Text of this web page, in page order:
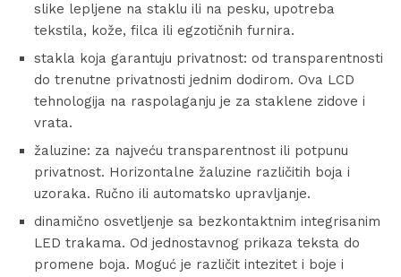
slike lepljene na staklu ili na pesku, upotreba
tekstila, kože, filca ili egzotičnih furnira.
stakla koja garantuju privatnost: od transparentnosti
do trenutne privatnosti jednim dodirom. Ova LCD
tehnologija na raspolaganju je za staklene zidove i
vrata.
žaluzine: za najveću transparentnost ili potpunu
privatnost. Horizontalne žaluzine različitih boja i
uzoraka. Ručno ili automatsko upravljanje.
dinamično osvetljenje sa bezkontaktnim integrisanim
LED trakama. Od jednostavnog prikaza teksta do
promene boja. Moguć je različit intezitet i boje i